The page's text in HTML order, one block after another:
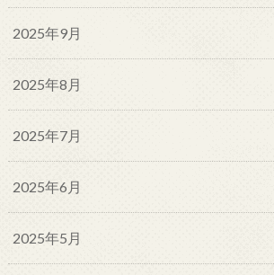
2025年9月
2025年8月
2025年7月
2025年6月
2025年5月